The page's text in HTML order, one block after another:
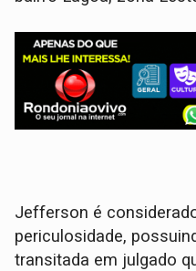
​Jefferson é
periculosidade,
transitada em julgado